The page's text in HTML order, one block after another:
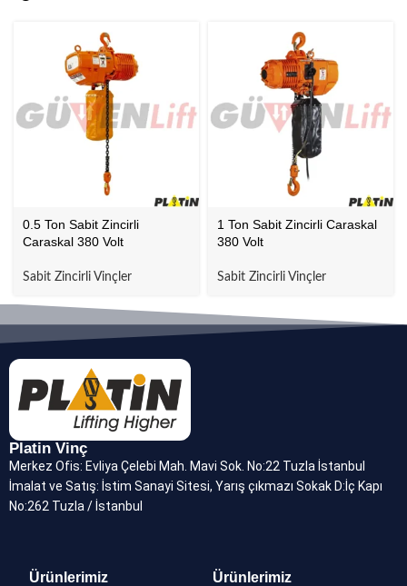
0.5 Ton Sabit Zincirli
Caraskal 380 Volt
Sabit Zincirli Vinçler
1 Ton Sabit Zincirli Caraskal
380 Volt
Sabit Zincirli Vinçler
Platin Vinç
Merkez Ofis: Evliya Çelebi Mah. Mavi Sok. No:22 Tuzla İstanbul
İmalat ve Satış: İstim Sanayi Sitesi, Yarış çıkmazı Sokak D:İç Kapı
No:262 Tuzla / İstanbul
Ürünlerimiz Ürünlerimiz